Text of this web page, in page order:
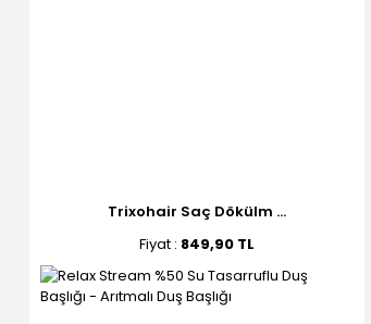
Trixohair Saç Dökülm ...
Fiyat : 849,90 TL